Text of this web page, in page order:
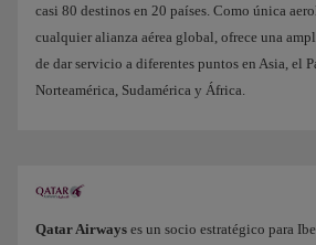
casi 80 destinos en 20 países. Como única
cualquier alianza aérea global, ofrece una
de dar servicio a diferentes puntos en Asia, el
Norteamérica, Sudamérica y África.
Qatar Airways es un socio estratégico para